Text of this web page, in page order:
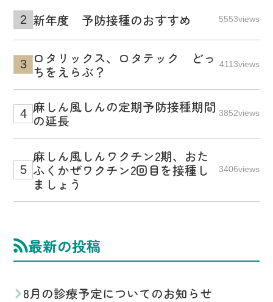
新年度 予防接種のおすすめ 5553views
ロタリックス、ロタテック どっ
ちをえらぶ？ 4113views
麻しん風しんの定期予防接種期間
の延長 3852views
麻しん風しんワクチン2期、おた
ふくかぜワクチン2回目を接種し
ましょう
3406views
最新の投稿
8月の診療予定についてのお知らせ